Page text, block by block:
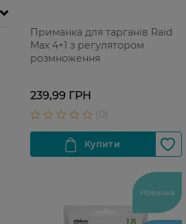
Приманка для тарганів Raid
Max 4+1 з регулятором
розмноження
239,99 ГРН
Новинка